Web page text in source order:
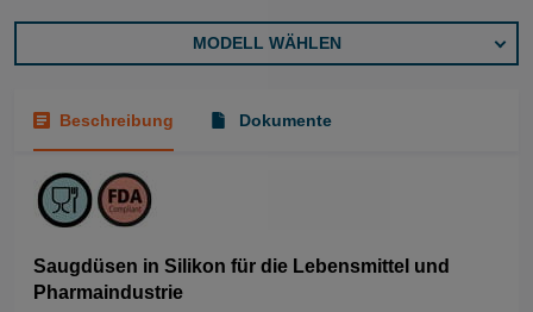
MODELL WÄHLEN
Beschreibung Dokumente
Saugdüsen in Silikon für die Lebensmittel und
Pharmaindustrie